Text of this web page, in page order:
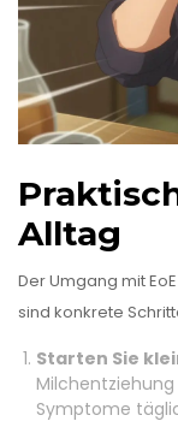
Alltag
Der Umgang mit
sind konkrete
Starten Sie
Symptome